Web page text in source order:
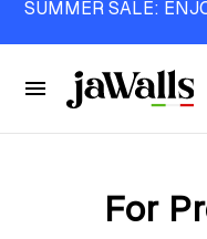
SUMMER SALE:
menu
For